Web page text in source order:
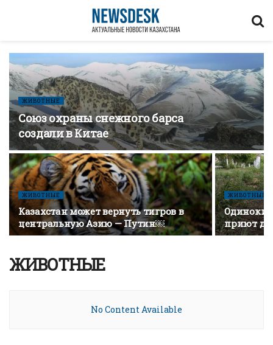
ЖИВОТНЫЕ
Союз охраны снежного барса
создали в Китае
ЖИВОТНЫЕ
Казахстан может вернуть тигров в
центральную Азию — Путин￼
ЖИВОТНЫЕ
приют
ЖИВОТНЫЕ
No Content Available